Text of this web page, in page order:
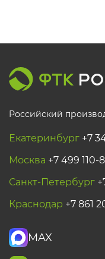
Российский
Екатеринбург +7
Москва +7 499 110-
Санкт-Петербург
Краснодар +7 861
MAX